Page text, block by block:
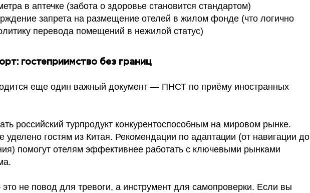
в аптечке (забота о здоровье становится стандартом)
запрета на размещение отелей в жилом фонде (что логично
перевода помещений в нежилой статус)
гостеприимство без границ
еще один важный документ — ПНСТ по приёму иностранных
российский турпродукт конкурентоспособным на мировом рынке.
уделено гостям из Китая. Рекомендации по адаптации (от навигации до
помогут отелям эффективнее работать с ключевыми рынками
не повод для тревоги, а инструмент для самопроверки. Если вы